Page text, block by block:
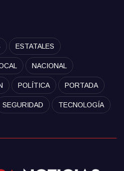
ESTATALES
NACIONAL
POLÍTICA PORTADA
SEGURIDAD TECNOLOGÍA